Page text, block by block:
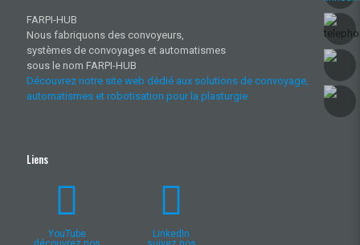
FARPI-HUB
Nous fabriquons des convoyeurs,
systèmes de convoyages et automatismes
sous le nom FARPI-HUB
Découvrez notre site web dédié aux solutions de convoyage,
automatismes et robotisation pour la plasturgie
Liens
YouTube
LinkedIn